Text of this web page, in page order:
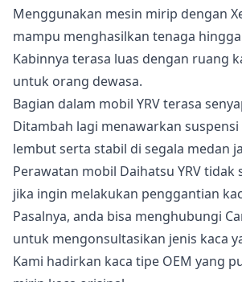
Menggunakan mesin mirip dengan
mampu menghasilkan tenaga
Kabinnya terasa luas dengan ruang
untuk orang dewasa.
Bagian dalam mobil YRV terasa
Ditambah lagi menawarkan
lembut serta stabil di segala medan
Perawatan mobil Daihatsu YRV
jika ingin melakukan penggantian
Pasalnya, anda bisa menghubungi
untuk mengonsultasikan jenis kaca
Kami hadirkan kaca tipe OEM yang